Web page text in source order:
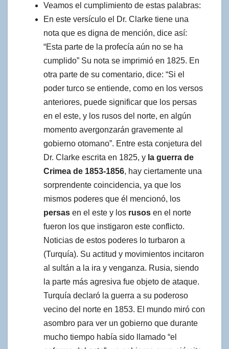
Veamos el cumplimiento de estas palabras:
En este versículo el Dr. Clarke tiene una
nota que es digna de mención, dice así:
“Esta parte de la profecía aún no se ha
cumplido” Su nota se imprimió en 1825. En
otra parte de su comentario, dice: “Si el
poder turco se entiende, como en los versos
anteriores, puede significar que los persas
en el este, y los rusos del norte, en algún
momento avergonzarán gravemente al
gobierno otomano”. Entre esta conjetura del
Dr. Clarke escrita en 1825, y la guerra de
Crimea de 1853-1856, hay ciertamente una
sorprendente coincidencia, ya que los
mismos poderes que él mencionó, los
persas en el este y los rusos en el norte
fueron los que instigaron este conflicto.
Noticias de estos poderes lo turbaron a
(Turquía). Su actitud y movimientos incitaron
al sultán a la ira y venganza. Rusia, siendo
la parte más agresiva fue objeto de ataque.
Turquía declaró la guerra a su poderoso
vecino del norte en 1853. El mundo miró con
asombro para ver un gobierno que durante
mucho tiempo había sido llamado “el